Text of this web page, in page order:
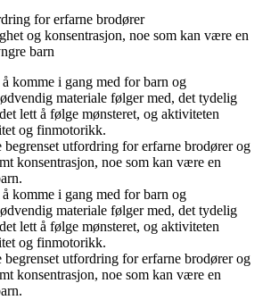
for erfarne brodører
og konsentrasjon, noe som kan være en
barn
komme i gang med for barn og
materiale følger med, det tydelig
lett å følge mønsteret, og aktiviteten
og finmotorikk.
utfordring for erfarne brodører og
konsentrasjon, noe som kan være en
komme i gang med for barn og
materiale følger med, det tydelig
lett å følge mønsteret, og aktiviteten
og finmotorikk.
utfordring for erfarne brodører og
konsentrasjon, noe som kan være en